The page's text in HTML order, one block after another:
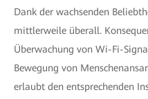
Dank der wachsenden
mittlerweile überall.
Überwachung von Wi-Fi-
Bewegung von
erlaubt den entsprechenden